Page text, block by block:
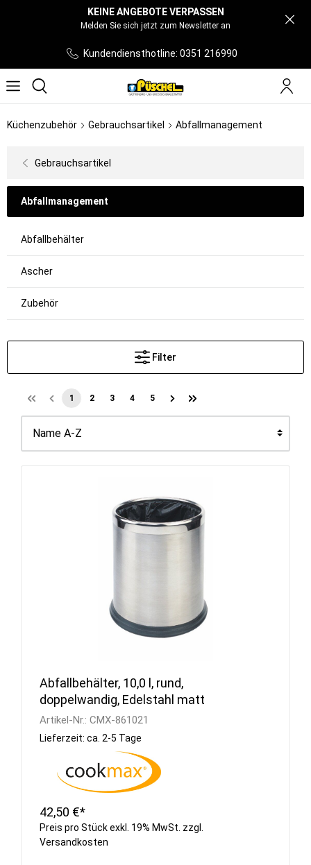
KEINE ANGEBOTE VERPASSEN
Melden Sie sich jetzt zum Newsletter an
Kundendiensthotline: 0351 216990
Küchenzubehör Gebrauchsartikel Abfallmanagement
Gebrauchsartikel
Abfallmanagement
Abfallbehälter
Ascher
Zubehör
Filter
1 2 3 4 5
Abfallbehälter, 10,0 l, rund,
doppelwandig, Edelstahl matt
Artikel-Nr.: CMX-861021
Lieferzeit: ca. 2-5 Tage
42,50 €*
Preis pro Stück exkl. 19% MwSt. zzgl.
Versandkosten